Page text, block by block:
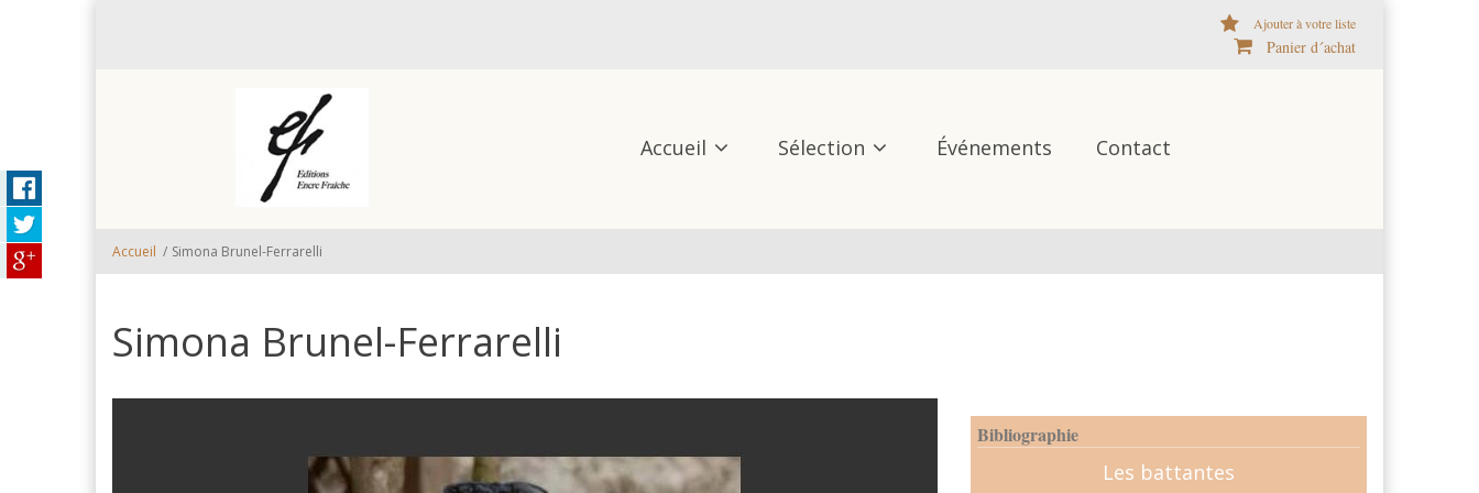
Ajouter à votre liste
Panier d´achat
Accueil Sélection Événements Contact
Accueil / Simona Brunel-Ferrarelli
Simona Brunel-Ferrarelli
Bibliographie
Les battantes